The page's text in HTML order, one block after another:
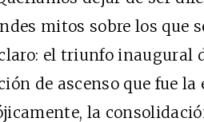
mitos sobre los que
el triunfo inaugural
de ascenso que fue la
la